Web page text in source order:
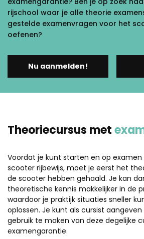
rijschool waar je alle theorie
gestelde examenvragen voor het
oefenen?
Nu aanmelden!
Theoriecursus met
Voordat je kunt starten en op
scooter rijbewijs, moet je eerst het
de scooter hebben gehaald. Je kan
theoretische kennis makkelijker in de
waardoor je praktijk situaties sneller
oplossen. Je kunt als cursist
gebruik te maken van deze degelijke
examengarantie.